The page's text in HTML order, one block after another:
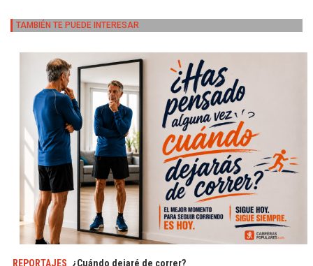
TAMBIÉN TE PUEDE INTERESAR
REPORTAJES ¿Cuándo dejaré de correr?